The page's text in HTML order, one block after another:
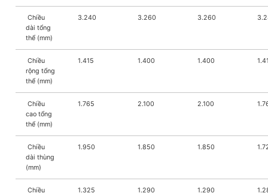
Chiều
dài tổng
thể (mm)
3.240 3.260 3.260
Chiều
rộng tổng
thể (mm)
1.415 1.400 1.400
Chiều
cao tổng
thể (mm)
1.765 2.100 2.100
Chiều
dài thùng
(mm)
1.950 1.850 1.850
Chiều
1.325 1.290 1.290